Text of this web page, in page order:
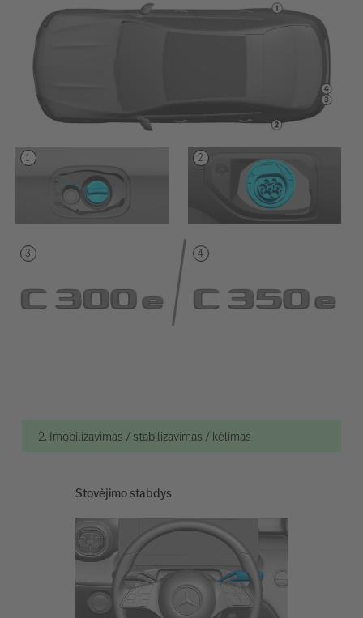
2. Imobilizavimas / stabilizavimas / kėlimas
Stovėjimo stabdys